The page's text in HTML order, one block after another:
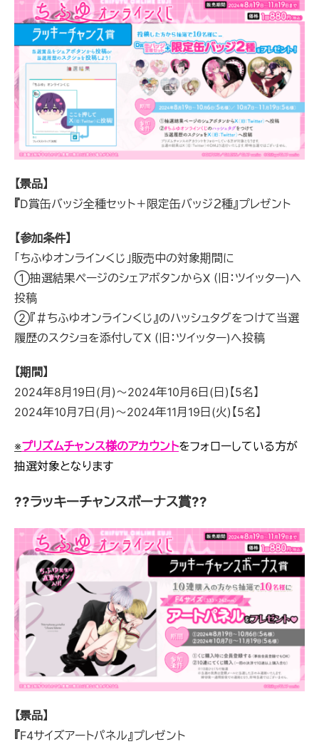
【景品】
『D賞缶バッジ全種セット＋限定缶バッジ２種』プレゼント
【参加条件】
「ちふゆオンラインくじ」販売中の対象期間に
①抽選結果ページのシェアボタンからX (旧：ツイッター)へ
投稿
②『＃ちふゆオンラインくじ』のハッシュタグをつけて当選
履歴のスクショを添付してX (旧：ツイッター)へ投稿
【期間】
2024年8月19日(月)～2024年10月6日(日)【5名】
2024年10月7日(月)～2024年11月19日(火)【5名】
※プリズムチャンス様のアカウントをフォローしている方が
抽選対象となります
??ラッキーチャンスボーナス賞??
【景品】
『F4サイズアートパネル』プレゼント